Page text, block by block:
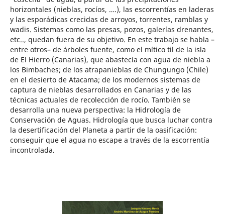
horizontales (nieblas, rocíos, ….), las escorrentías en laderas
y las esporádicas crecidas de arroyos, torrentes, ramblas y
wadis. Sistemas como las presas, pozos, galerías drenantes,
etc.., quedan fuera de su objetivo. En este trabajo se habla –
entre otros– de árboles fuente, como el mítico til de la isla
de El Hierro (Canarias), que abastecía con agua de niebla a
los Bimbaches; de los atrapanieblas de Chungungo (Chile)
en el desierto de Atacama; de los modernos sistemas de
captura de nieblas desarrollados en Canarias y de las
técnicas actuales de recolección de rocío. También se
desarrolla una nueva perspectiva: la Hidrología de
Conservación de Aguas. Hidrología que busca luchar contra
la desertificación del Planeta a partir de la oasificación:
conseguir que el agua no escape a través de la escorrentía
incontrolada.